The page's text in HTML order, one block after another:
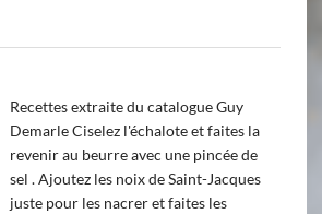
Recettes extraite du catalogue Guy
Demarle Ciselez l'échalote et faites la
revenir au beurre avec une pincée de
sel . Ajoutez les noix de Saint-Jacques
juste pour les nacrer et faites les